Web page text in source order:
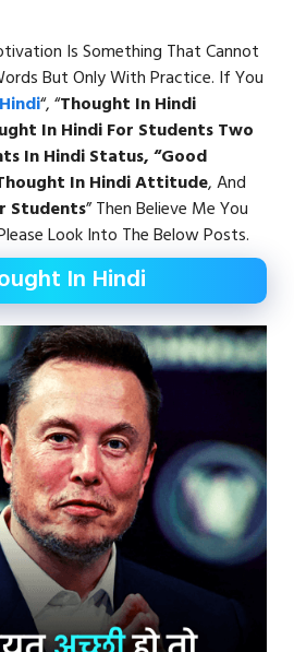
Is Something That Cannot
But Only With Practice. If You
“, “Thought In Hindi
In Hindi For Students Two
In Hindi Status, “Good
In Hindi Attitude, And
Students” Then Believe Me You
Look Into The Below Posts.
In Hindi